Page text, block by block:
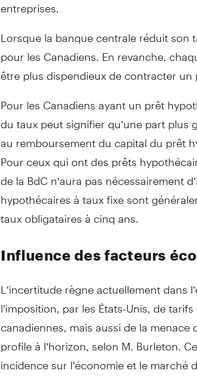
Lorsque la banque centrale réduit son
pour les Canadiens. En revanche,
être plus dispendieux de contracter un
Pour les Canadiens ayant un prêt
du taux peut signifier qu’une part
au remboursement du capital du prêt
Pour ceux qui ont des prêts
de la BdC n’aura pas nécessairement
hypothécaires à taux fixe sont
taux obligataires à cinq ans.
Influence des facteurs
L’incertitude règne actuellement dans
l’imposition, par les États-Unis, de
canadiennes, mais aussi de la menace
profile à l’horizon, selon M. Burleton.
incidence sur l’économie et le marché